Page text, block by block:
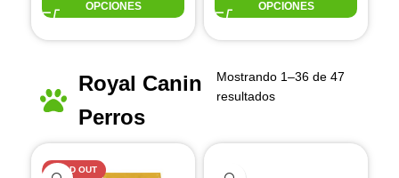
OPCIONES
OPCIONES
Royal Canin
Perros
Mostrando 1–36 de 47
resultados
SOLD OUT